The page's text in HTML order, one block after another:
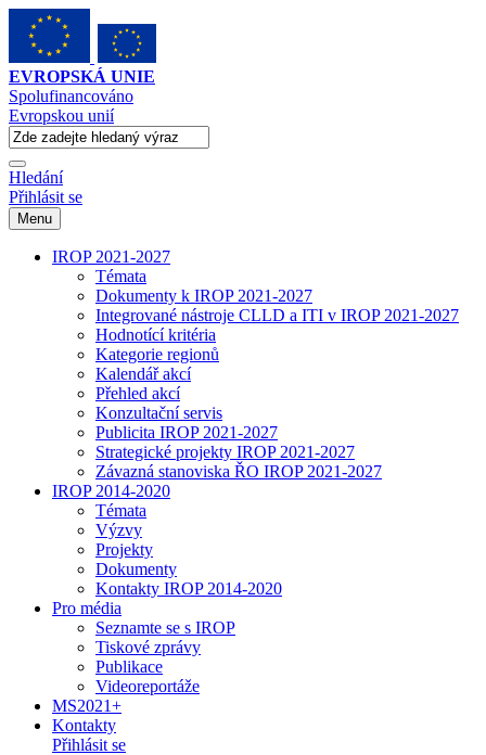
EVROPSKÁ UNIE
Spolufinancováno
Evropskou unií
Hledání
Přihlásit se
Menu
IROP 2021-2027
Témata
Dokumenty k IROP 2021-2027
Integrované nástroje CLLD a ITI v IROP 2021-2027
Hodnotící kritéria
Kategorie regionů
Kalendář akcí
Přehled akcí
Konzultační servis
Publicita IROP 2021-2027
Strategické projekty IROP 2021-2027
Závazná stanoviska ŘO IROP 2021-2027
IROP 2014-2020
Témata
Výzvy
Projekty
Dokumenty
Kontakty IROP 2014-2020
Pro média
Seznamte se s IROP
Tiskové zprávy
Publikace
Videoreportáže
MS2021+
Kontakty
Přihlásit se